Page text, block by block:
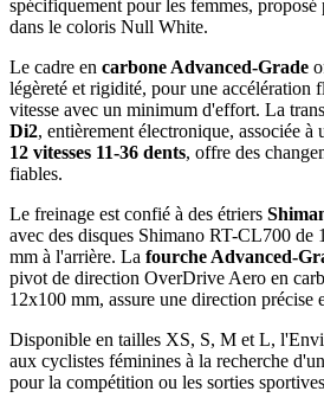
spécifiquement pour les femmes,
dans le coloris Null White.
Le cadre en carbone Advanced-Grade
légèreté et rigidité, pour une accélération
vitesse avec un minimum d'effort. La
Di2, entièrement électronique, associée à
12 vitesses 11-36 dents, offre des
fiables.
Le freinage est confié à des étriers
avec des disques Shimano RT-CL700 de
mm à l'arrière. La fourche Advanced-
pivot de direction OverDrive Aero en
12x100 mm, assure une direction précise
Disponible en tailles XS, S, M et L,
aux cyclistes féminines à la recherche
pour la compétition ou les sorties